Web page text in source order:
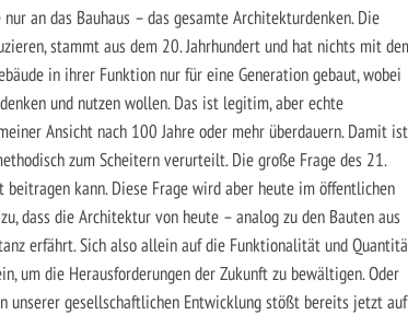
an das Bauhaus – das gesamte Architekturdenken. Die
stammt aus dem 20. Jahrhundert und hat nichts mit
in ihrer Funktion nur für eine Generation gebaut, wobei
und nutzen wollen. Das ist legitim, aber echte
Ansicht nach 100 Jahre oder mehr überdauern. Damit ist
zum Scheitern verurteilt. Die große Frage des 21.
kann. Diese Frage wird aber heute im öffentlichen
dass die Architektur von heute – analog zu den Bauten aus
erfährt. Sich also allein auf die Funktionalität und
um die Herausforderungen der Zukunft zu bewältigen. Oder
unserer gesellschaftlichen Entwicklung stößt bereits jetzt auf